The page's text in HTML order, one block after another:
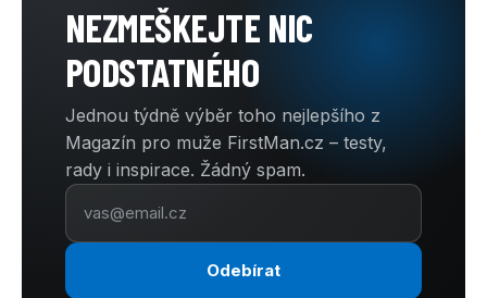
NEZMEŠKEJTE NIC
PODSTATNÉHO
Jednou týdně výběr toho nejlepšího z
Magazín pro muže FirstMan.cz – testy,
rady i inspirace. Žádný spam.
Odebírat